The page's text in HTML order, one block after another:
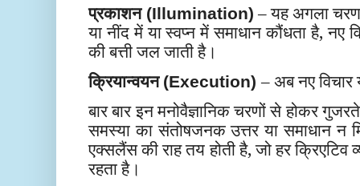
प्रकाशन(Illumination) – यह अगला
या नींद में या स्वप्न में समाधान कौंधता है,
की बत्ती जल जाती है।
क्रियान्वयन (Execution) – अब नए
बार बार इन मनोवैज्ञानिक चरणों से होकर
समस्या का संतोषजनक उत्तर या समाधान न
एक्सलैंस की राह तय होती है, जो हर
रहता है।